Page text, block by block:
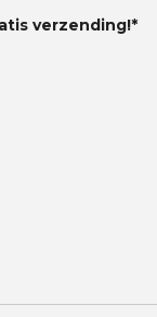
verzending!*